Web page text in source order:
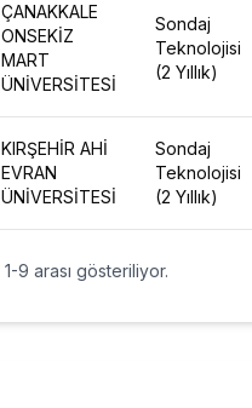
ÇANAKKALE
ONSEKİZ
MART
ÜNİVERSİTESİ
Sondaj
Teknolojisi
(2 Yıllık)
KIRŞEHİR AHİ
EVRAN
ÜNİVERSİTESİ
Sondaj
Teknolojisi
(2 Yıllık)
1-9 arası gösteriliyor.